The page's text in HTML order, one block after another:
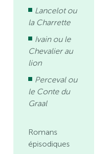
Lancelot ou
la Charrette
Ivain ou le
Chevalier au
lion
Perceval ou
le Conte du
Graal
Romans
épisodiques